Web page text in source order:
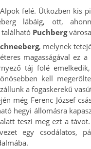
felé. Útközben kis
lábáig, ott,
található Puchberg
, melynek
magasságával ez a
táj fölé
kell
a fogaskerekű
még Ferenc József
hegyi állomásra
teszi meg ezt a
egy csodálatos,